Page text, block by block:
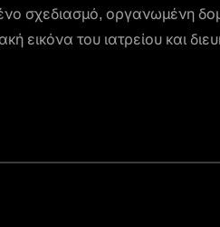
σχεδιασμό, οργανωμένη
εικόνα του ιατρείου και